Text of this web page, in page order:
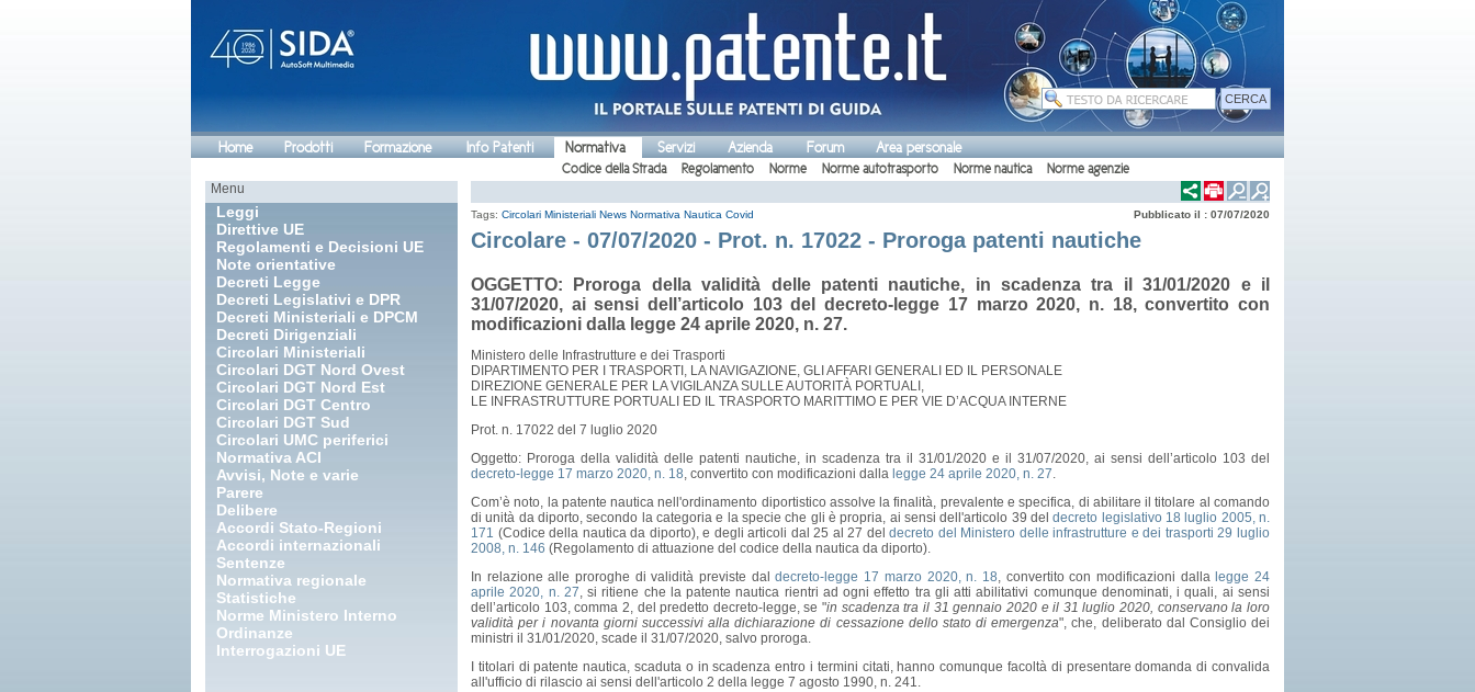
Home Prodotti Formazione Info Patenti Normativa Servizi Azienda Forum Area personale
Codice della Strada Regolamento Norme Norme autotrasporto Norme nautica
Norme agenzie
Menu
Leggi
Direttive UE
Regolamenti e Decisioni UE
Note orientative
Decreti Legge
Decreti Legislativi e DPR
Decreti Ministeriali e DPCM
Decreti Dirigenziali
Circolari Ministeriali
Circolari DGT Nord Ovest
Circolari DGT Nord Est
Circolari DGT Centro
Circolari DGT Sud
Circolari UMC periferici
Normativa ACI
Avvisi, Note e varie
Parere
Delibere
Accordi Stato-Regioni
Accordi internazionali
Sentenze
Normativa regionale
Statistiche
Norme Ministero Interno
Ordinanze
Interrogazioni UE
Pubblicato il : 07/07/2020
Tags: Circolari Ministeriali News Normativa Nautica Covid
Circolare - 07/07/2020 - Prot. n. 17022 - Proroga patenti nautiche
OGGETTO: Proroga della validità delle patenti nautiche, in scadenza tra il 31/01/2020 e il
31/07/2020, ai sensi dell’articolo 103 del decreto-legge 17 marzo 2020, n. 18, convertito con
modificazioni dalla legge 24 aprile 2020, n. 27.
Ministero delle Infrastrutture e dei Trasporti
DIPARTIMENTO PER I TRASPORTI, LA NAVIGAZIONE, GLI AFFARI GENERALI ED IL PERSONALE
DIREZIONE GENERALE PER LA VIGILANZA SULLE AUTORITÀ PORTUALI,
LE INFRASTRUTTURE PORTUALI ED IL TRASPORTO MARITTIMO E PER VIE D’ACQUA INTERNE
Prot. n. 17022 del 7 luglio 2020
Oggetto: Proroga della validità delle patenti nautiche, in scadenza tra il 31/01/2020 e il 31/07/2020, ai sensi dell’articolo 103 del
decreto-legge 17 marzo 2020, n. 18, convertito con modificazioni dalla legge 24 aprile 2020, n. 27.
Com’è noto, la patente nautica nell'ordinamento diportistico assolve la finalità, prevalente e specifica, di abilitare il titolare al comando
di unità da diporto, secondo la categoria e la specie che gli è propria, ai sensi dell'articolo 39 deldecreto legislativo 18 luglio 2005, n.
171 (Codice della nautica da diporto), e degli articoli dal 25 al 27 deldecreto del Ministero delle infrastrutture e dei trasporti 29 luglio
2008, n. 146 (Regolamento di attuazione del codice della nautica da diporto).
In relazione alle proroghe di validità previste daldecreto-legge 17 marzo 2020, n. 18, convertito con modificazioni dalla legge 24
aprile 2020, n. 27, si ritiene che la patente nautica rientri ad ogni effetto tra gli atti abilitativi comunque denominati, i quali, ai sensi
dell’articolo 103, comma 2, del predetto decreto-legge, se "in scadenza tra il 31 gennaio 2020 e il 31 luglio 2020, conservano la loro
validità per i novanta giorni successivi alla dichiarazione di cessazione dello stato di emergenza", che, deliberato dal Consiglio dei
ministri il 31/01/2020, scade il 31/07/2020, salvo proroga.
I titolari di patente nautica, scaduta o in scadenza entro i termini citati, hanno comunque facoltà di presentare domanda di convalida
all'ufficio di rilascio ai sensi dell'articolo 2 della legge 7 agosto 1990, n. 241.